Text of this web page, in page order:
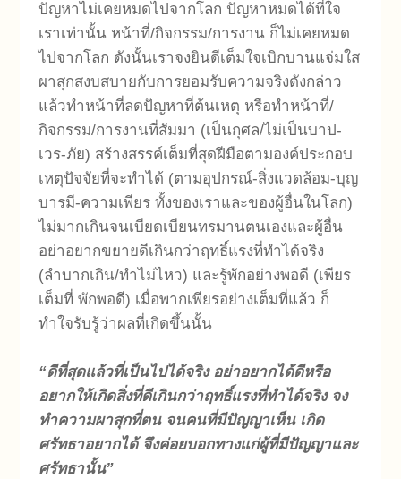
ปัญหาไม่เคยหมดไปจากโลก ปัญหาหมดได้ที่ใจ
เราเท่านั้น หน้าที่/กิจกรรม/การงาน ก็ไม่เคยหมด
ไปจากโลก ดังนั้นเราจงยินดีเต็มใจเบิกบานแจ่มใส
ผาสุกสงบสบายกับการยอมรับความจริงดังกล่าว
แล้วทำหน้าที่ลดปัญหาที่ต้นเหตุ หรือทำหน้าที่/
กิจกรรม/การงานที่สัมมา (เป็นกุศล/ไม่เป็นบาป-
เวร-ภัย) สร้างสรรค์เต็มที่สุดฝีมือตามองค์ประกอบ
เหตุปัจจัยที่จะทำได้ (ตามอุปกรณ์-สิ่งแวดล้อม-บุญ
บารมี-ความเพียร ทั้งของเราและของผู้อื่นในโลก)
ไม่มากเกินจนเบียดเบียนทรมานตนเองและผู้อื่น
อย่าอยากขยายดีเกินกว่าฤทธิ์แรงที่ทำได้จริง
(ลำบากเกิน/ทำไม่ไหว) และรู้พักอย่างพอดี (เพียร
เต็มที่ พักพอดี) เมื่อพากเพียรอย่างเต็มที่แล้ว ก็
ทำใจรับรู้ว่าผลที่เกิดขึ้นนั้น
“ดีที่สุดแล้วที่เป็นไปได้จริง อย่าอยากได้ดีหรือ
อยากให้เกิดสิ่งที่ดีเกินกว่าฤทธิ์แรงที่ทำได้จริง จง
ทำความผาสุกที่ตน จนคนที่มีปัญญาเห็น เกิด
ศรัทธาอยากได้ จึงค่อยบอกทางแก่ผู้ที่มีปัญญาและ
ศรัทธานั้น”